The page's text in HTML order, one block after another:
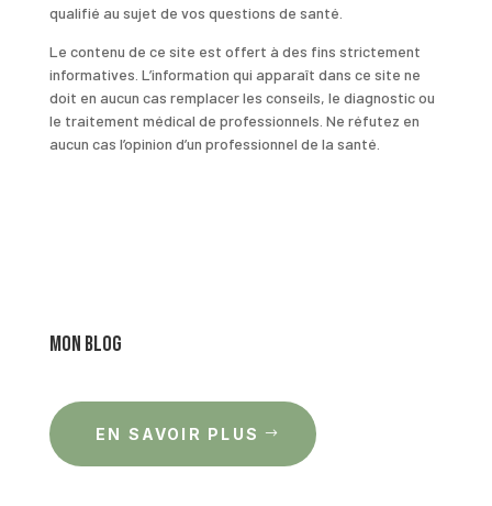
qualifié au sujet de vos questions de santé.
Le contenu de ce site est offert à des fins strictement
informatives. L’information qui apparaît dans ce site ne
doit en aucun cas remplacer les conseils, le diagnostic ou
le traitement médical de professionnels. Ne réfutez en
aucun cas l’opinion d’un professionnel de la santé.
Mon Blog
EN SAVOIR PLUS